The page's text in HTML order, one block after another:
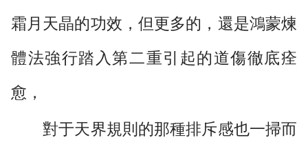
霜月天晶的功效，但更多的，還是鴻蒙煉
體法強行踏入第二重引起的道傷徹底痊
愈，
對于天界規則的那種排斥感也一掃而